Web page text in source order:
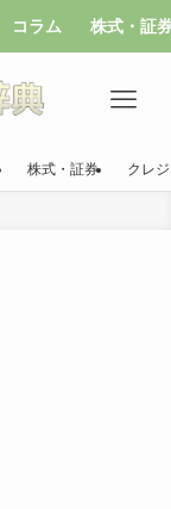
コラム 株式・証
株式・証券 クレ